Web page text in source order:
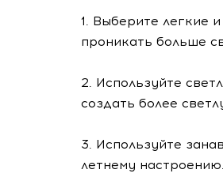
1. Выберите легкие
проникать больше
2. Используйте
создать более
3. Используйте
летнему